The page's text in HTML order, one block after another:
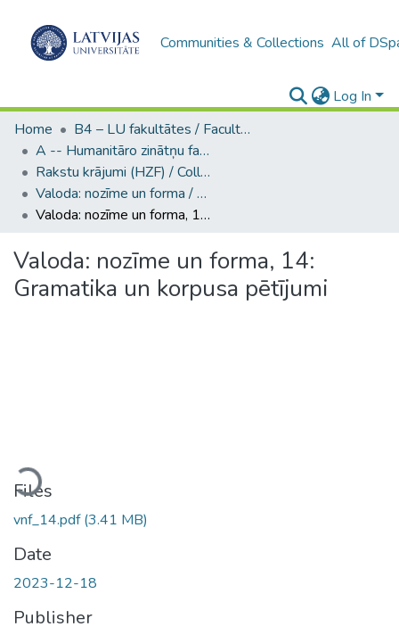
Communities & Collections All of
Log In
Home
B4 – LU fakultātes / Faculties of the UL
A -- Humanitāro zinātņu fakultāte / Faculty of Humanities
Rakstu krājumi (HZF) / Collections of articles
Valoda: nozīme un forma / Language: Meaning and Form
Valoda: nozīme un forma, 14: Gramatika un korpusa pētījumi
Valoda: nozīme un forma, 14:
Gramatika un korpusa pētījumi
Loading...
Files
vnf_14.pdf(3.41 MB)
Date
2023-12-18
Publisher